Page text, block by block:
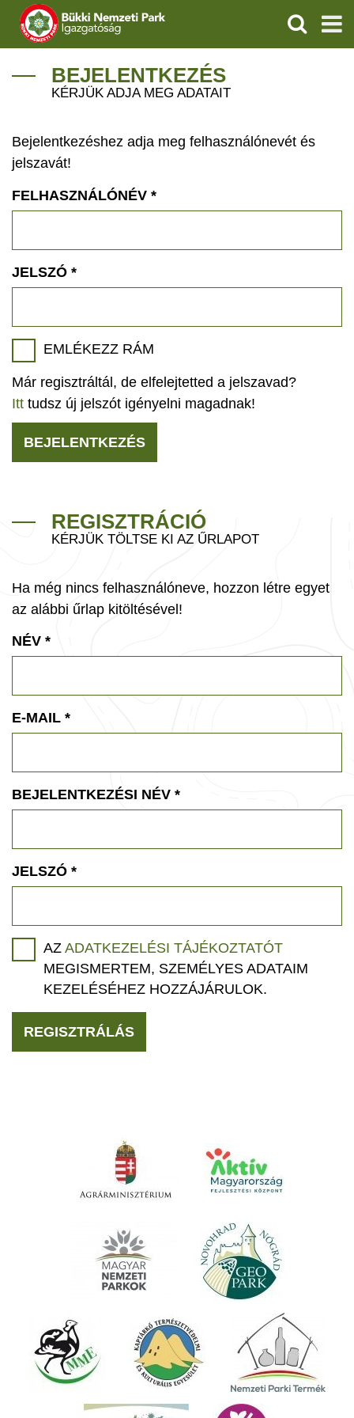
IGAZGATÓSÁG
VÍZVÉDELEM
ÖKOTURIZMUS
GEOPARKOK
KERESÉS
BEJELENTKEZÉS
KÉRJÜK ADJA MEG ADATAIT
Bejelentkezéshez adja meg felhasználónevét és
jelszavát!
FELHASZNÁLÓNÉV *
JELSZÓ *
EMLÉKEZZ RÁM
Már regisztráltál, de elfelejtetted a jelszavad?
Itt tudsz új jelszót igényelni magadnak!
BEJELENTKEZÉS
REGISZTRÁCIÓ
KÉRJÜK TÖLTSE KI AZ ŰRLAPOT
Ha még nincs felhasználóneve, hozzon létre egyet
az alábbi űrlap kitöltésével!
NÉV *
E-MAIL *
BEJELENTKEZÉSI NÉV *
JELSZÓ *
AZ ADATKEZELÉSI TÁJÉKOZTATÓT
MEGISMERTEM, SZEMÉLYES ADATAIM
KEZELÉSÉHEZ HOZZÁJÁRULOK.
REGISZTRÁLÁS